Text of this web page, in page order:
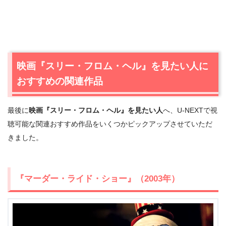
映画『スリー・フロム・ヘル』を見たい人に
おすすめの関連作品
最後に映画『スリー・フロム・ヘル』を見たい人へ、U-NEXTで視
聴可能な関連おすすめ作品をいくつかピックアップさせていただ
きました。
『マーダー・ライド・ショー』（2003年）